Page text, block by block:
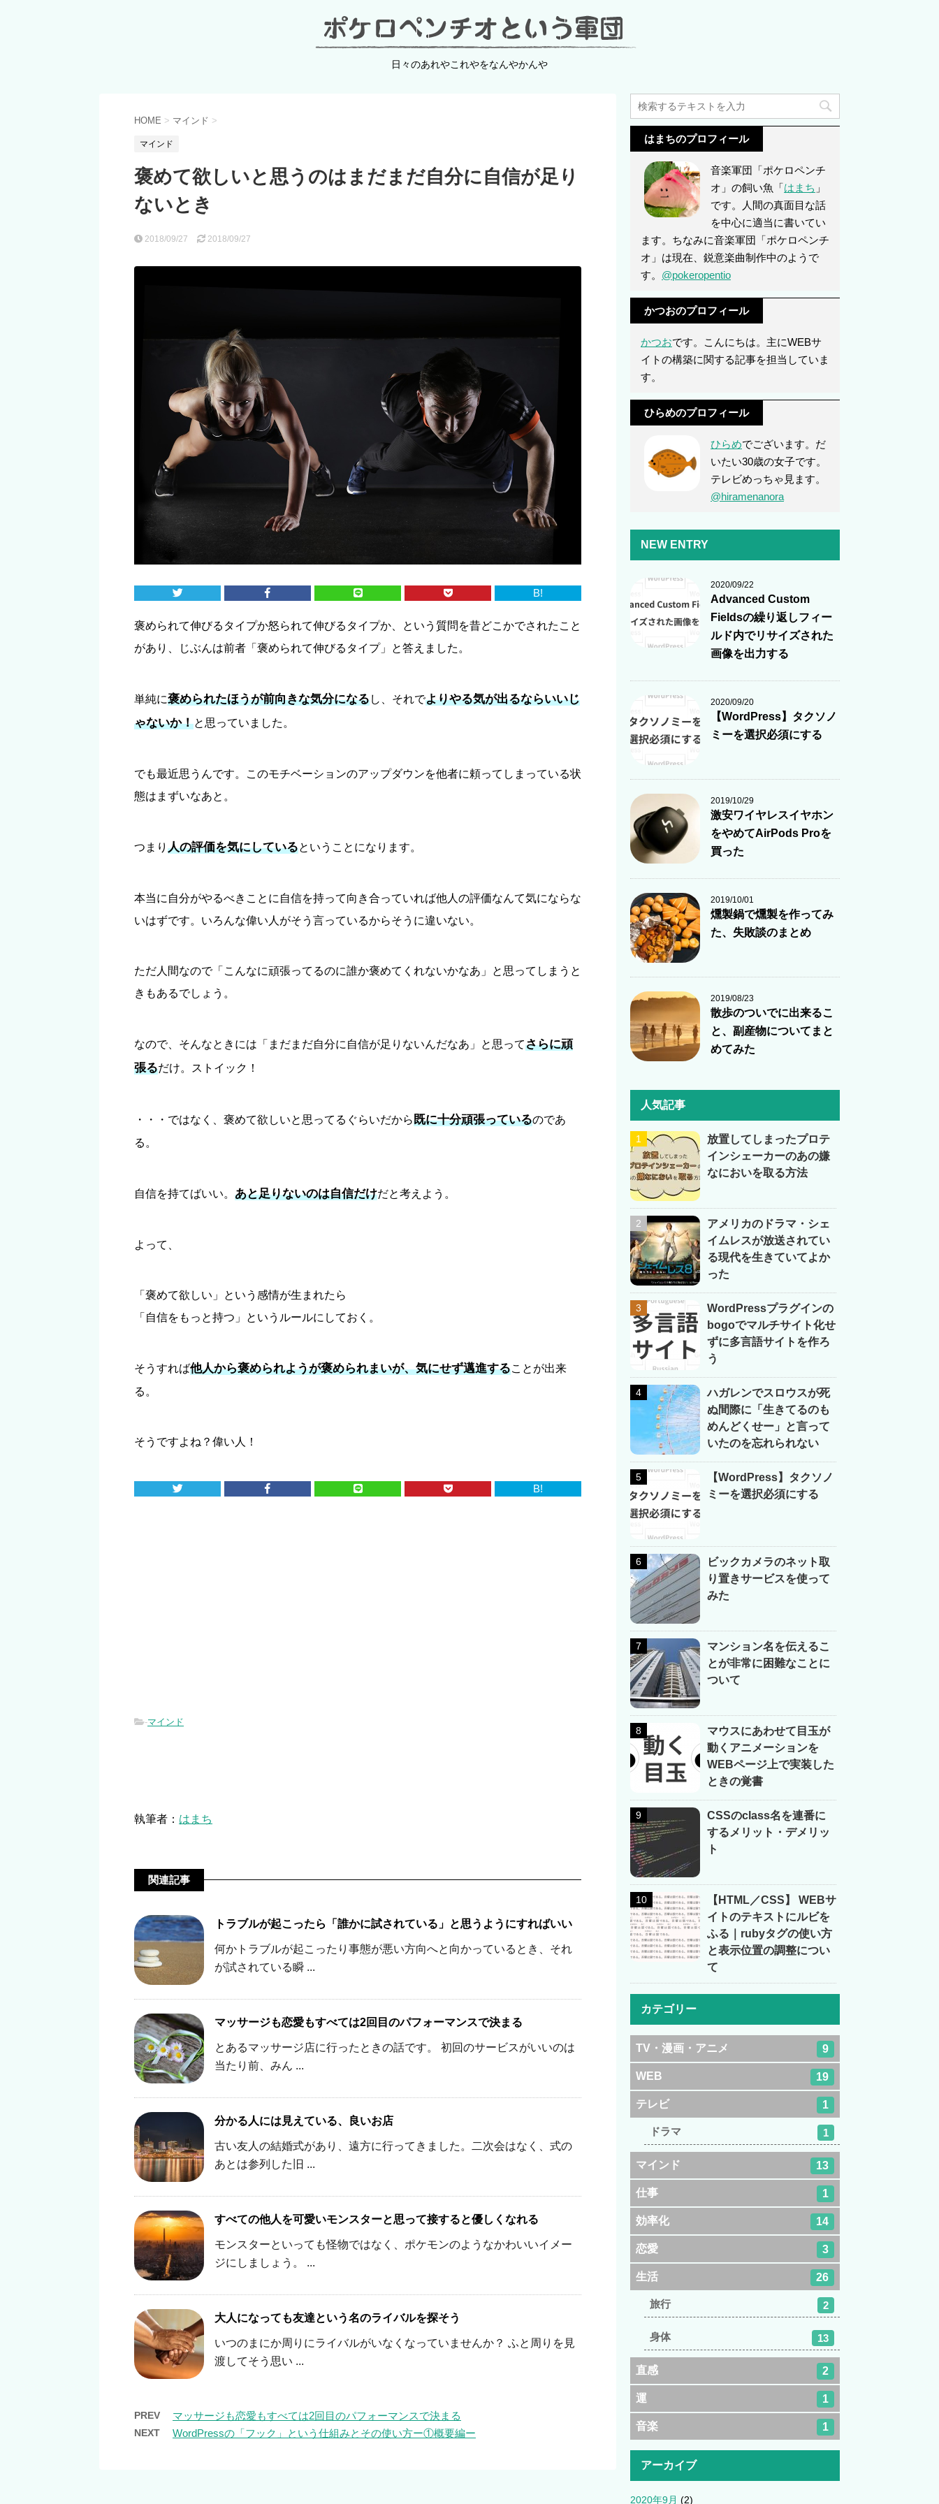
日々のあれやこれやをなんやかんや
HOME > マインド >
マインド
褒めて欲しいと思うのはまだまだ自分に自信が足り
ないとき
2018/09/27 2018/09/27
B!
褒められて伸びるタイプか怒られて伸びるタイプか、という質問を昔どこかでされたこと
があり、じぶんは前者「褒められて伸びるタイプ」と答えました。
単純に褒められたほうが前向きな気分になるし、それでよりやる気が出るならいいじ
ゃないか！と思っていました。
でも最近思うんです。このモチベーションのアップダウンを他者に頼ってしまっている状
態はまずいなあと。
つまり 人の評価を気にしているということになります。
本当に自分がやるべきことに自信を持って向き合っていれば他人の評価なんて気にならな
いはずです。いろんな偉い人がそう言っているからそうに違いない。
ただ人間なので「こんなに頑張ってるのに誰か褒めてくれないかなあ」と思ってしまうと
きもあるでしょう。
なので、そんなときには「まだまだ自分に自信が足りないんだなあ」と思ってさらに頑
張るだけ。ストイック！
・・・ではなく、褒めて欲しいと思ってるぐらいだから既に十分頑張っているのであ
る。
自信を持てばいい。 あと足りないのは自信だけだと考えよう。
よって、
「褒めて欲しい」という感情が生まれたら
「自信をもっと持つ」というルールにしておく。
そうすれば他人から褒められようが褒められまいが、気にせず邁進することが出来
る。
そうですよね？偉い人！
B!
-マインド
執筆者： はまち
関連記事
トラブルが起こったら「誰かに試されている」と思うようにすればいい
何かトラブルが起こったり事態が悪い方向へと向かっているとき、それ
が試されている瞬 ...
マッサージも恋愛もすべては2回目のパフォーマンスで決まる
とあるマッサージ店に行ったときの話です。 初回のサービスがいいのは
当たり前、みん ...
分かる人には見えている、良いお店
古い友人の結婚式があり、遠方に行ってきました。二次会はなく、式の
あとは参列した旧 ...
すべての他人を可愛いモンスターと思って接すると優しくなれる
モンスターといっても怪物ではなく、ポケモンのようなかわいいイメー
ジにしましょう。 ...
大人になっても友達という名のライバルを探そう
いつのまにか周りにライバルがいなくなっていませんか？ ふと周りを見
渡してそう思い ...
PREV マッサージも恋愛もすべては2回目のパフォーマンスで決まる
NEXT WordPressの「フック」という仕組みとその使い方ー①概要編ー
はまちのプロフィール
音楽軍団「ポケロペンチ
オ」の飼い魚「はまち 」
です。人間の真面目な話
を中心に適当に書いてい
ます。ちなみに音楽軍団「ポケロペンチ
オ」は現在、鋭意楽曲制作中のようで
す。 @pokeropentio
かつおのプロフィール
かつおです。こんにちは。主にWEBサ
イトの構築に関する記事を担当していま
す。
ひらめのプロフィール
ひらめでございます。だ
いたい30歳の女子です。
テレビめっちゃ見ます。
@hiramenanora
NEW ENTRY
2020/09/22
Advanced Custom
Fieldsの繰り返しフィー
ルド内でリサイズされた
画像を出力する
2020/09/20
【WordPress】タクソノ
ミーを選択必須にする
2019/10/29
激安ワイヤレスイヤホン
をやめてAirPods Proを
買った
2019/10/01
燻製鍋で燻製を作ってみ
た、失敗談のまとめ
2019/08/23
散歩のついでに出来るこ
と、副産物についてまと
めてみた
人気記事
放置してしまったプロテ
インシェーカーのあの嫌
なにおいを取る方法
アメリカのドラマ・シェ
イムレスが放送されてい
る現代を生きていてよか
った
WordPressプラグインの
bogoでマルチサイト化せ
ずに多言語サイトを作ろ
う
ハガレンでスロウスが死
ぬ間際に「生きてるのも
めんどくせー」と言って
いたのを忘れられない
【WordPress】タクソノ
ミーを選択必須にする
ビックカメラのネット取
り置きサービスを使って
みた
マンション名を伝えるこ
とが非常に困難なことに
ついて
マウスにあわせて目玉が
動くアニメーションを
WEBページ上で実装した
ときの覚書
CSSのclass名を連番に
するメリット・デメリッ
ト
【HTML／CSS】 WEBサ
イトのテキストにルビを
ふる｜rubyタグの使い方
と表示位置の調整につい
て
カテゴリー
TV・漫画・アニメ 9
WEB 19
テレビ 1
ドラマ 1
マインド 13
仕事 1
効率化 14
恋愛 3
生活 26
旅行 2
身体 13
直感 2
運 1
音楽 1
アーカイブ
2020年9月 (2)